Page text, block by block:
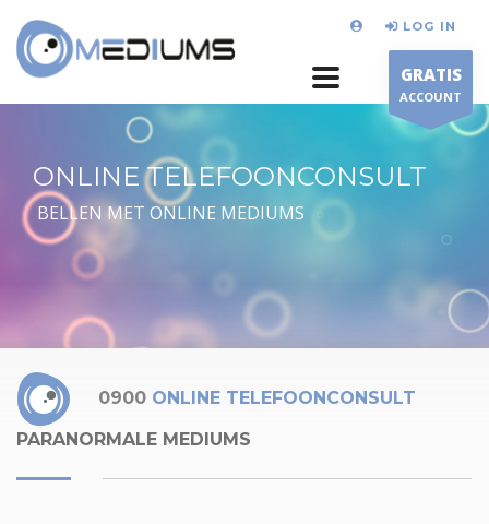
LOG IN
GRATIS
ACCOUNT
ONLINE TELEFOONCONSULT
BELLEN MET ONLINE MEDIUMS
0900 ONLINE TELEFOONCONSULT
PARANORMALE MEDIUMS